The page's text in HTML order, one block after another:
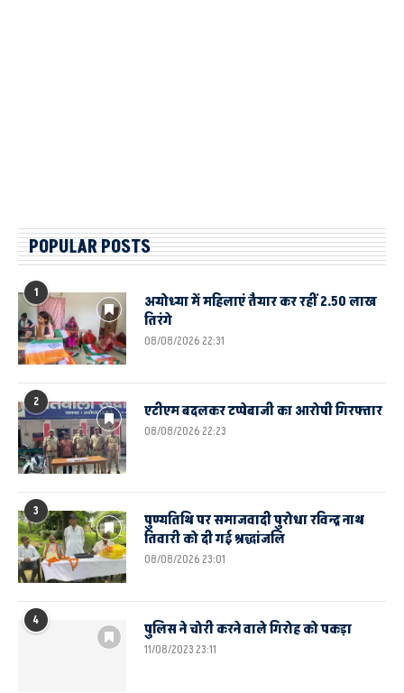
POPULAR POSTS
1
अयोध्या में महिलाएं तैयार कर रहीं 2.50 लाख
तिरंगे
08/08/2026 22:31
2 एटीएम बदलकर टप्पेबाजी का आरोपी गिरफ्तार
08/08/2026 22:23
3
पुण्यतिथि पर समाजवादी पुरोधा रविन्द्र नाथ
तिवारी को दी गई श्रद्धांजलि
08/08/2026 23:01
4 पुलिस ने चोरी करने वाले गिरोह को पकड़ा
11/08/2023 23:11